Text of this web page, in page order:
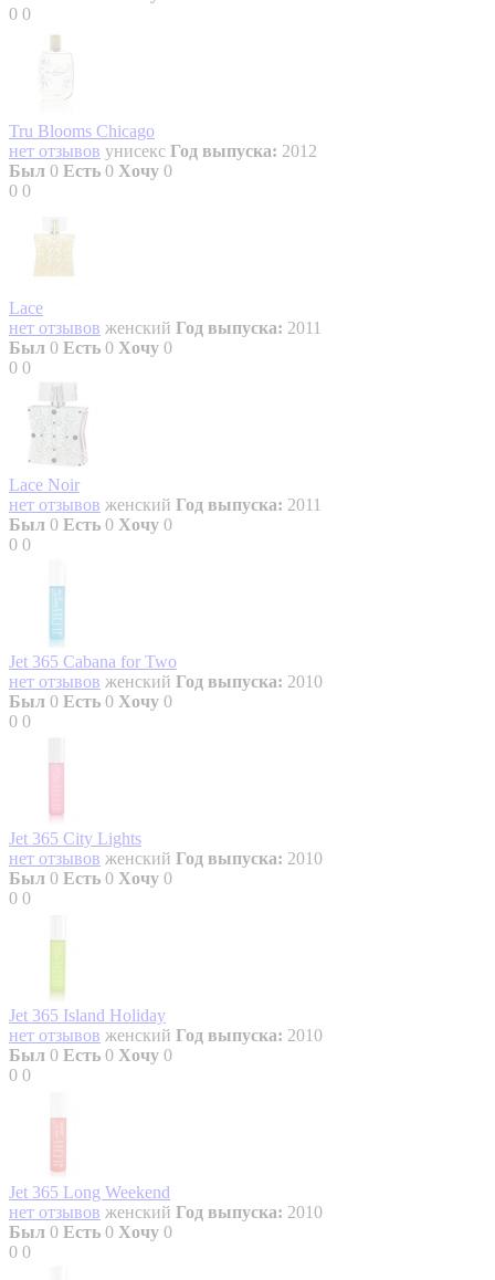
0 0
Tru Blooms Chicago
нет отзывов унисекс Год выпуска: 2012
Был 0 Есть 0 Хочу 0
0 0
Lace
нет отзывов женский Год выпуска: 2011
Был 0 Есть 0 Хочу 0
0 0
Lace Noir
нет отзывов женский Год выпуска: 2011
Был 0 Есть 0 Хочу 0
0 0
Jet 365 Cabana for Two
нет отзывов женский Год выпуска: 2010
Был 0 Есть 0 Хочу 0
0 0
Jet 365 City Lights
нет отзывов женский Год выпуска: 2010
Был 0 Есть 0 Хочу 0
0 0
Jet 365 Island Holiday
нет отзывов женский Год выпуска: 2010
Был 0 Есть 0 Хочу 0
0 0
Jet 365 Long Weekend
нет отзывов женский Год выпуска: 2010
Был 0 Есть 0 Хочу 0
0 0